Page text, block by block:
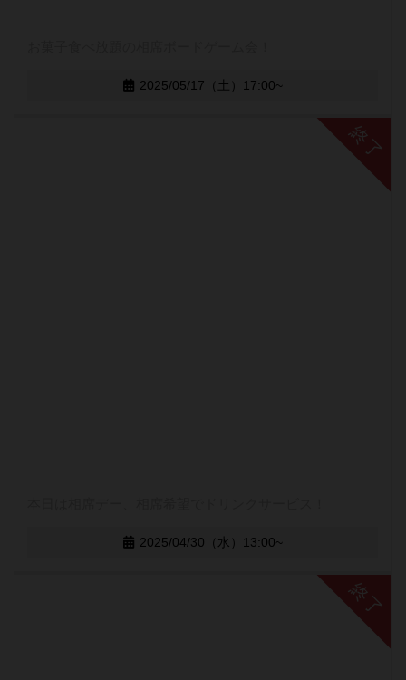
2025/05/17（土）17:00~
終了
2025/04/30（水）13:00~
終了